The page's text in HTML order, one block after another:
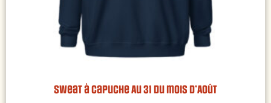
Sweat à capuche Au 31 du mois d’Août